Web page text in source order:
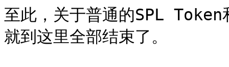
至此，关于普通的SPL
就到这里全部结束了。